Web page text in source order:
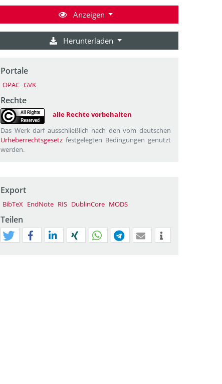
Anzeigen
Herunterladen
Portale
OPAC GVK
Rechte
alle Rechte vorbehalten
Das Werk darf ausschließlich nach den vom deutschen
Urheberrechtsgesetz festgelegten Bedingungen genutzt
werden.
Export
BibTeX EndNote RIS DublinCore MODS
Teilen